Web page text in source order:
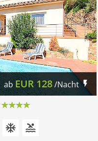
abEUR128/Nacht